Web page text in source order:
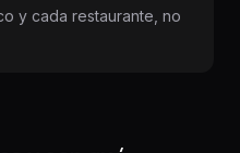
y cada restaurante, no